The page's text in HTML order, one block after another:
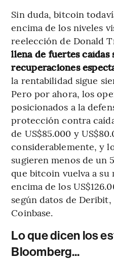
Sin duda, bitcoin
encima de los niveles
reelección de Donald
llena de fuertes caídas
recuperaciones
la rentabilidad sigue
Pero por ahora, los
posicionados a la
protección contra
de US$85.000 y
considerablemente, y
sugieren menos de un
que bitcoin vuelva a
encima de los
según datos de
Coinbase.
Lo que dicen los
Bloomberg...